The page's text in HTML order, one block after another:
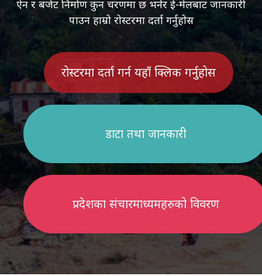
ऐन र बजेट निर्माण कुन चरणमा छ भनेर ई-मेलबाट जानकारी
पाउन हाम्रो रोस्टरमा दर्ता गर्नुहोस
रोस्टरमा दर्ता गर्न यहाँ क्लिक गर्नुहोस
डाटा तथा जानकारी
प्रदेशका संचारमाध्यमहरुको विवरण